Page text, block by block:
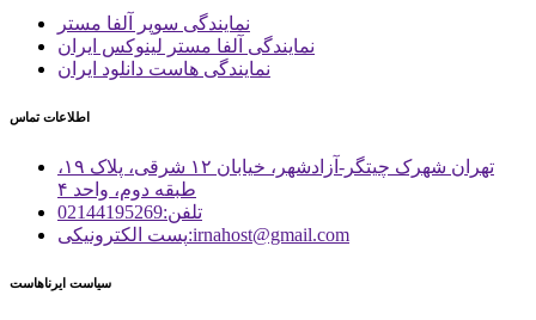
نمایندگی سوپر آلفا مستر
نمایندگی آلفا مستر لینوکس ایران
نمایندگی هاست دانلود ایران
اطلاعات تماس
تهران شهرک چیتگر-آزادشهر، خیابان ۱۲ شرقی، پلاک ۱۹،
طبقه دوم، واحد ۴
تلفن:02144195269
پست الكترونیكی:irnahost@gmail.com
سیاست ایرناهاست